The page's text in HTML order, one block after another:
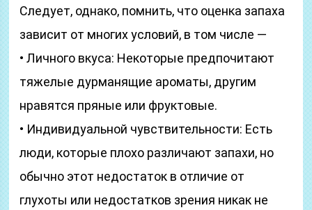
Следует, однако, помнить, что оценка запаха
зависит от многих условий, в том числе —
• Личного вкуса: Некоторые предпочитают
тяжелые дурманящие ароматы, другим
нравятся пряные или фруктовые.
• Индивидуальной чувствительности: Есть
люди, которые плохо различают запахи, но
обычно этот недостаток в отличие от
глухоты или недостатков зрения никак не